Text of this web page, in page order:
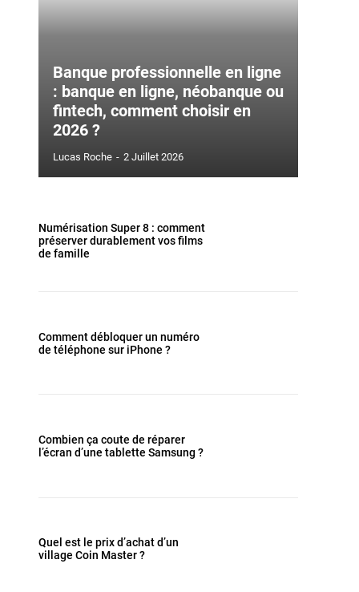
Banque professionnelle en ligne
: banque en ligne, néobanque ou
fintech, comment choisir en
2026 ?
Lucas Roche - 2 Juillet 2026
Numérisation Super 8 : comment
préserver durablement vos films
de famille
Comment débloquer un numéro
de téléphone sur iPhone ?
Combien ça coute de réparer
l’écran d’une tablette Samsung ?
Quel est le prix d’achat d’un
village Coin Master ?